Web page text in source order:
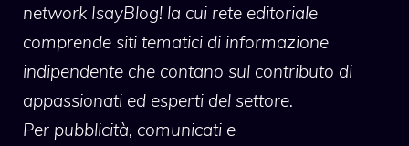
network IsayBlog! la cui rete editoriale
comprende siti tematici di informazione
indipendente che contano sul contributo di
appassionati ed esperti del settore.
Per pubblicità, comunicati e